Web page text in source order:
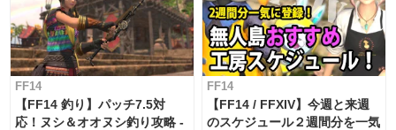
FF14
【FF14 釣り】パッチ7.5対
応！ヌシ＆オオヌシ釣り攻略 -
FF14
【FF14 / FFXIV】今週と来週
のスケジュール２週間分を一気